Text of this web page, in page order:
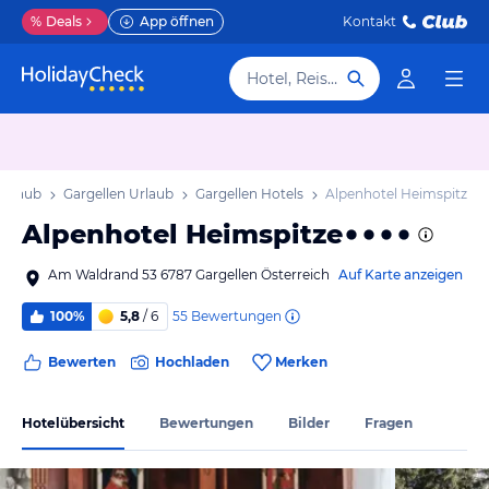
% Deals App öffnen Kontakt
Hotel, Reiseziel
Gargellen Urlaub Gargellen Hotels Alpenhotel Heimspitze
Alpenhotel Heimspitze
Am Waldrand 53 6787 Gargellen Österreich Auf Karte anzeigen
100% 5,8 / 6 55 Bewertungen
Bewerten Hochladen Merken
Hotelübersicht Bewertungen Bilder Fragen